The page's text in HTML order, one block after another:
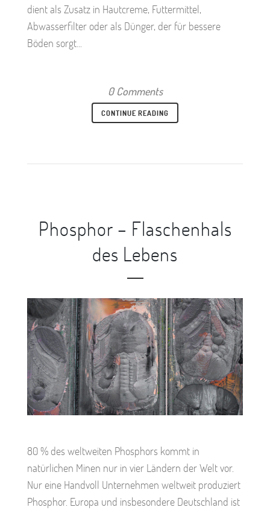
dient als Zusatz in Hautcreme, Futtermittel,
Abwasserfilter oder als Dünger, der für bessere
Böden sorgt...
0 Comments
CONTINUE READING
Phosphor – Flaschenhals
des Lebens
80 % des weltweiten Phosphors kommt in
natürlichen Minen nur in vier Ländern der Welt vor.
Nur eine Handvoll Unternehmen weltweit produziert
Phosphor. Europa und insbesondere Deutschland ist